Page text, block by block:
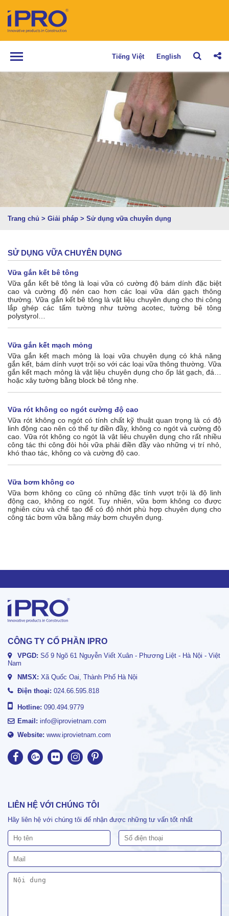
Tiếng Việt English
Trang chủ > Giải pháp > Sử dụng vữa chuyên dụng
SỬ DỤNG VỮA CHUYÊN DỤNG
Vữa gắn kết bê tông
Vữa gắn kết bê tông là loại vữa có cường độ bám dính đặc biệt
cao và cường độ nén cao hơn các loại vữa dán gạch thông
thường. Vữa gắn kết bê tông là vật liệu chuyên dụng cho thi công
lắp ghép các tấm tường như tường acotec, tường bê tông
polystyrol…
Vữa gắn kết mạch mỏng
Vữa gắn kết mạch mỏng là loại vữa chuyên dụng có khả năng
gắn kết, bám dính vượt trội so với các loại vữa thông thường. Vữa
gắn kết mạch mỏng là vật liệu chuyên dụng cho ốp lát gạch, đá…
hoặc xây tường bằng block bê tông nhẹ.
Vữa rót không co ngót cường độ cao
Vữa rót không co ngót có tính chất kỹ thuật quan trọng là có độ
linh động cao nên có thể tự điền đầy, không co ngót và cường độ
cao. Vữa rót không co ngót là vật liêu chuyên dụng cho rất nhiều
công tác thi công đòi hỏi vữa phải điền đầy vào những vị trí nhỏ,
khó thao tác, không co và cường độ cao.
Vữa bơm không co
Vữa bơm không co cũng có những đặc tính vượt trội là độ linh
động cao, không co ngót. Tuy nhiên, vữa bơm không co được
nghiên cứu và chế tạo để có độ nhớt phù hợp chuyên dụng cho
công tác bơm vữa bằng máy bơm chuyên dụng.
CÔNG TY CỔ PHẦN IPRO
VPGD: Số 9 Ngõ 61 Nguyễn Viết Xuân - Phương Liệt - Hà Nội - Việt
Nam
NMSX: Xã Quốc Oai, Thành Phố Hà Nội
Điện thoại: 024.66.595.818
Hotline: 090.494.9779
Email: info@iprovietnam.com
Website: www.iprovietnam.com
LIÊN HỆ VỚI CHÚNG TÔI
Hãy liên hệ với chúng tôi để nhận được những tư vấn tốt nhất